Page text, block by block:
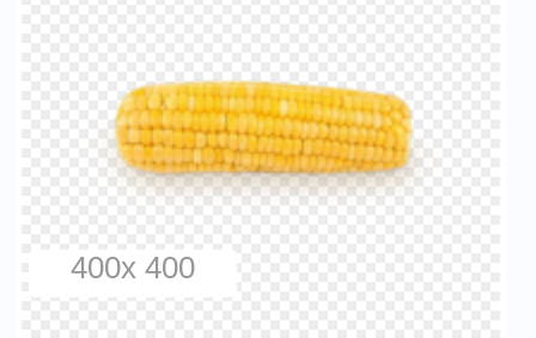
400x 400